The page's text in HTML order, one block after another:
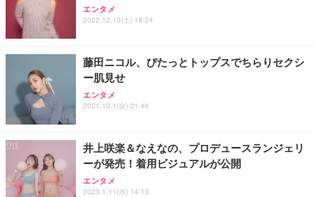
エンタメ
2022.12.10(土) 18:24
藤田ニコル、ぴたっとトップスでちらりセクシ
ー肌見せ
エンタメ
2021.10.1(金) 21:46
井上咲楽＆なえなの、プロデュースランジェリ
ーが発売！着用ビジュアルが公開
エンタメ
2023.1.11(水) 14:13